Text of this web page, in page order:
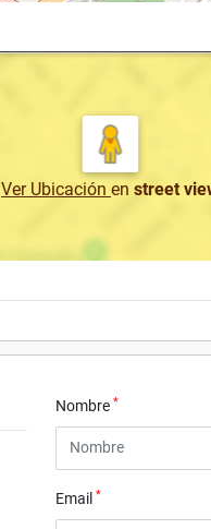
Ver Ubicación en street
Nombre*
Email*